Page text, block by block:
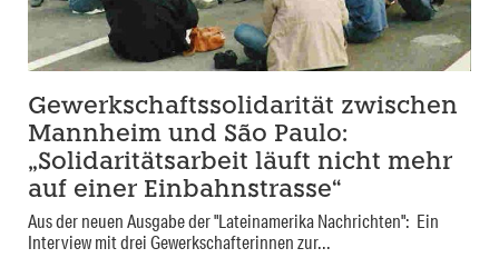
Gewerkschaftssolidarität zwischen
Mannheim und São Paulo:
„Solidaritätsarbeit läuft nicht mehr
auf einer Einbahnstrasse“
Aus der neuen Ausgabe der "Lateinamerika Nachrichten": Ein
Interview mit drei Gewerkschafterinnen zur...